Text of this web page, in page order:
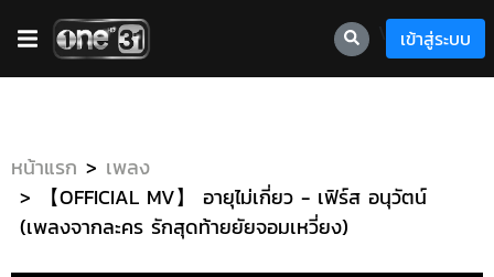
เข้าสู่ระบบ
หน้าแรก
เพลง
【OFFICIAL MV】 อายุไม่เกี่ยว - เฟิร์ส อนุวัตน์
(เพลงจากละคร รักสุดท้ายยัยจอมเหวี่ยง)